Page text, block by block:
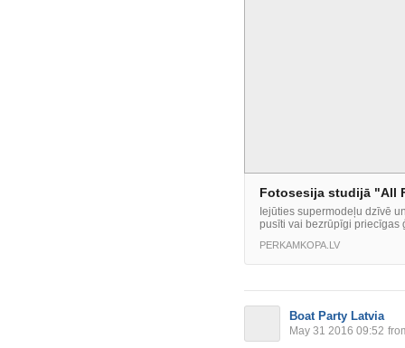
Fotosesija studijā "All
Iejūties supermodeļu dzīvē
pusīti vai bezrūpīgi priecīgas
PERKAMKOPA.LV
Boat Party Latvia
May 31 2016 09:52